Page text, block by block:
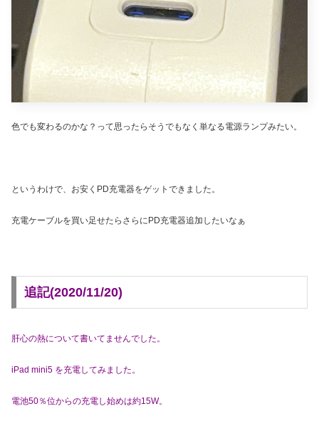
色でも変わるのかな？って思ったらそうでもなく単なる電源ランプみたい。
というわけで、お安くPD充電器をゲットできました。
充電ケーブルを買い足せたらさらにPD充電器追加したいなぁ
追記(2020/11/20)
肝心の熱について書いてませんでした。
iPad mini5 を充電してみました。
電池50％位からの充電し始めは約15W。